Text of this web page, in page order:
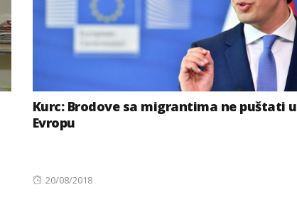
Kurc: Brodove sa migrantima ne puštati u
Evropu
Posted
20/08/2018